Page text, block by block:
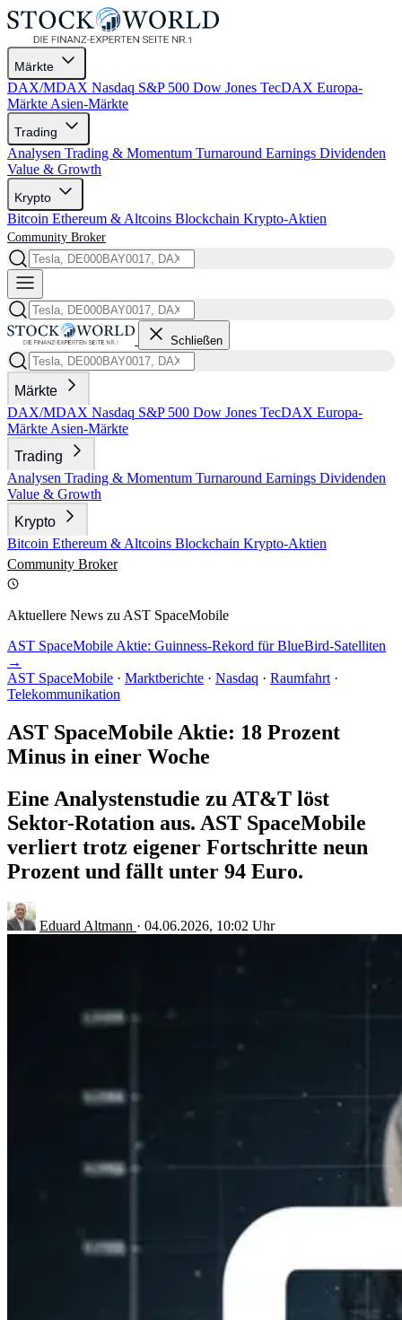
Märkte
DAX/MDAX Nasdaq S&P 500 Dow Jones TecDAX Europa-
Märkte Asien-Märkte
Trading
Analysen Trading & Momentum Turnaround Earnings Dividenden
Value & Growth
Krypto
Bitcoin Ethereum & Altcoins Blockchain Krypto-Aktien
Community Broker
Schließen
Märkte
DAX/MDAX Nasdaq S&P 500 Dow Jones TecDAX Europa-
Märkte Asien-Märkte
Trading
Analysen Trading & Momentum Turnaround Earnings Dividenden
Value & Growth
Krypto
Bitcoin Ethereum & Altcoins Blockchain Krypto-Aktien
Community Broker
Aktuellere News zu AST SpaceMobile
AST SpaceMobile Aktie: Guinness-Rekord für BlueBird-Satelliten
→
AST SpaceMobile · Marktberichte · Nasdaq · Raumfahrt ·
Telekommunikation
AST SpaceMobile Aktie: 18 Prozent
Minus in einer Woche
Eine Analystenstudie zu AT&T löst
Sektor-Rotation aus. AST SpaceMobile
verliert trotz eigener Fortschritte neun
Prozent und fällt unter 94 Euro.
Eduard Altmann · 04.06.2026, 10:02 Uhr